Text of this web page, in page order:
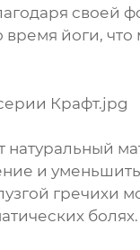
своей
время йоги,
натуральный
и
гречихи
болях.